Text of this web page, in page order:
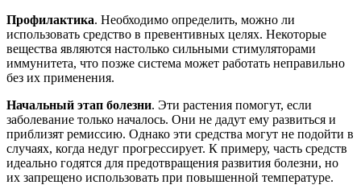
Профилактика. Необходимо определить, можно ли
использовать средство в превентивных целях. Некоторые
вещества являются настолько сильными стимуляторами
иммунитета, что позже система может работать неправильно
без их применения.
Начальный этап болезни. Эти растения помогут, если
заболевание только началось. Они не дадут ему развиться и
приблизят ремиссию. Однако эти средства могут не подойти в
случаях, когда недуг прогрессирует. К примеру, часть средств
идеально годятся для предотвращения развития болезни, но
их запрещено использовать при повышенной температуре.